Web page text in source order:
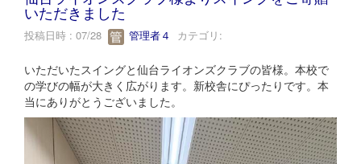
いただきました
投稿日時 : 07/28 管理者４ カテゴリ:
いただいたスイングと仙台ライオンズクラブの皆様。本校で
の学びの幅が大きく広がります。新校舎にぴったりです。本
当にありがとうございました。